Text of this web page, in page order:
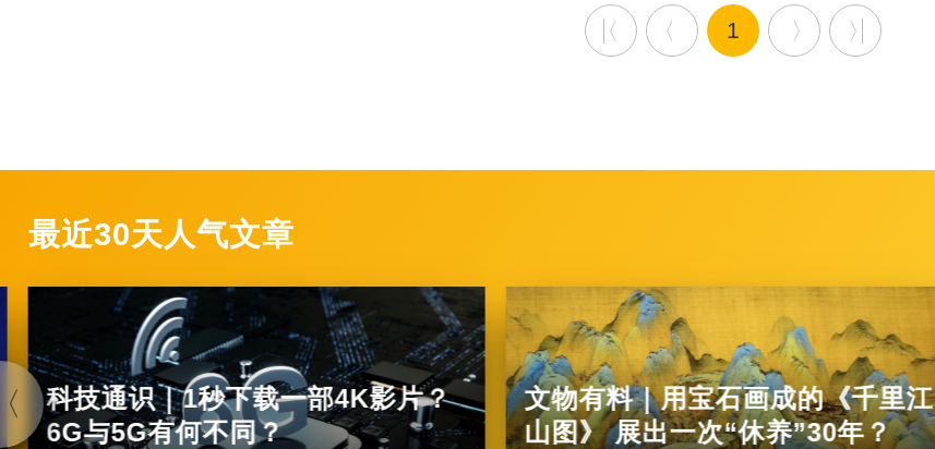
1
最近30天人气文章
科技通识｜1秒下载一部4K影片？
6G与5G有何不同？
文物有料｜用宝石画成的《千里江
山图》 展出一次“休养”30年？